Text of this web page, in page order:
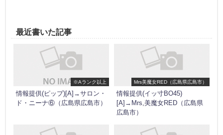
最近書いた記事
※Aランク以上
情報提供(ピップ)[A]→サロン・
ド・ニーナ⑥（広島県広島市）
Mrs美魔女RED（広島県広島市）
情報提供(イッ寸BO45)
[A]→Mrs,美魔女RED（広島県
広島市）